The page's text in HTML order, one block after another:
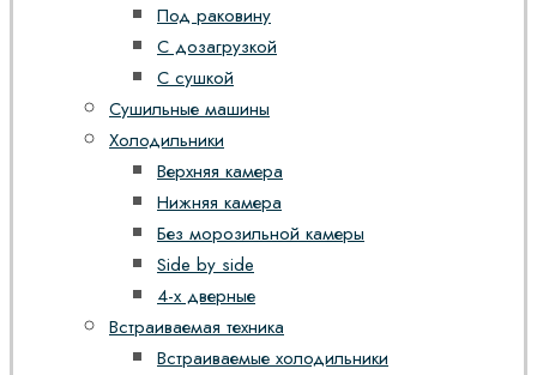
Под раковину
С дозагрузкой
С сушкой
Сушильные машины
Холодильники
Верхняя камера
Нижняя камера
Без морозильной камеры
Side by side
4-х дверные
Встраиваемая техника
Встраиваемые холодильники